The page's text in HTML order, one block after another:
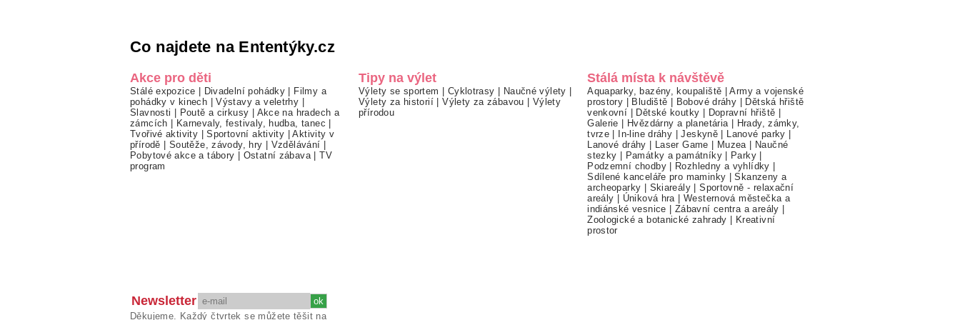
Co najdete na Ententýky.cz
Akce pro děti
Stálé expozice | Divadelní pohádky | Filmy a
pohádky v kinech |Výstavy a veletrhy |
Slavnosti | Poutě a cirkusy | Akce na hradech a
zámcích | Karnevaly, festivaly, hudba, tanec |
Tvořivé aktivity |Sportovní aktivity |Aktivity v
přírodě | Soutěže, závody, hry | Vzdělávání |
Pobytové akce a tábory | Ostatní zábava |TV
program
Tipy na výlet
Výlety se sportem | Cyklotrasy | Naučné výlety |
Výlety za historií |Výlety za zábavou | Výlety
přírodou
Stálá místa k návštěvě
Aquaparky, bazény, koupaliště |Army a vojenské
prostory | Bludiště | Bobové dráhy | Dětská hřiště
venkovní | Dětské koutky | Dopravní hřiště |
Galerie | Hvězdárny a planetária | Hrady, zámky,
tvrze | In-line dráhy |Jeskyně | Lanové parky |
Lanové dráhy | Laser Game | Muzea | Naučné
stezky | Památky a památníky| Parky |
Podzemní chodby| Rozhledny a vyhlídky |
Sdílené kanceláře pro maminky |Skanzeny a
archeoparky | Skiareály |Sportovně - relaxační
areály | Úniková hra |Westernová městečka a
indiánské vesnice | Zábavní centra a areály |
Zoologické a botanické zahrady | Kreativní
prostor
Newsletter
Děkujeme. Každý čtvrtek se můžete těšit na